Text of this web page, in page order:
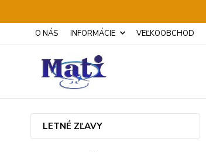
O NÁS INFORMÁCIE VEĽKOOBCHOD
LETNÉ ZĽAVY